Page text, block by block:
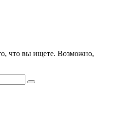
что вы ищете. Возможно,